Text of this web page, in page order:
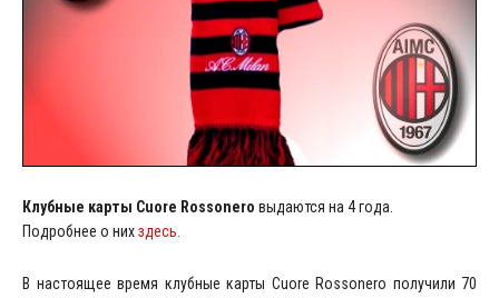
Клубные карты Cuore Rossonero выдаются на 4 года.
Подробнее о нихздесь.
В настоящее время клубные карты Cuore Rossonero получили 70